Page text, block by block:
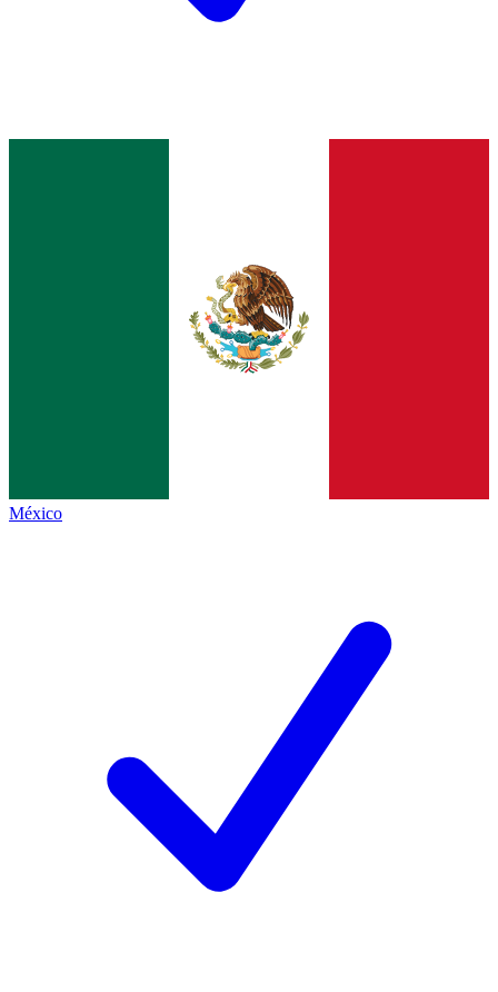
México